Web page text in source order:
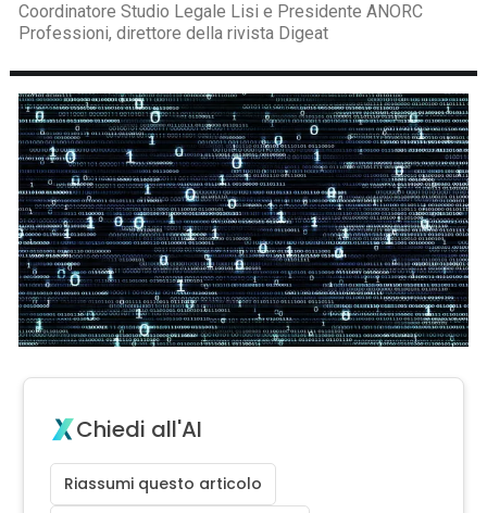
Coordinatore Studio Legale Lisi e Presidente ANORC
Professioni, direttore della rivista Digeat
Chiedi all'AI
Riassumi questo articolo